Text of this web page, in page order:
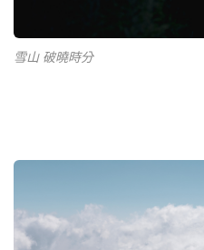
雪山 破曉時分